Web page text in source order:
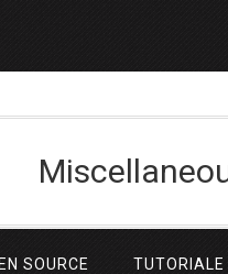
SOURCE TUTORIALE